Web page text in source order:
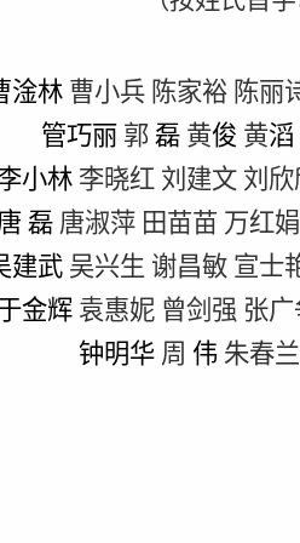
淦林 曹小兵 陈家裕 陈丽
管巧丽 郭 磊 黄俊 黄滔
小林 李晓红 刘建文 刘欣
磊 唐淑萍 田苗苗 万红娟
建武 吴兴生 谢昌敏 宣士
金辉 袁惠妮 曾剑强 张广
钟明华 周 伟 朱春兰